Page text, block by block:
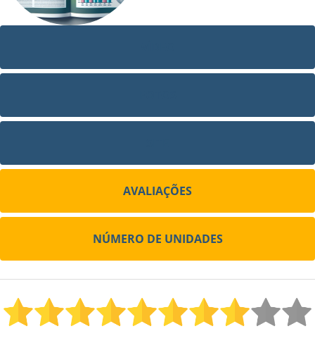
AVALIAÇÕES
NÚMERO DE UNIDADES